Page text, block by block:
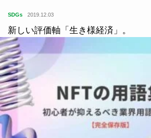
SDGs 2019.12.03
新しい評価軸「生き様経済」。